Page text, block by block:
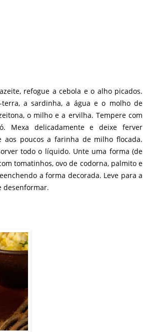
refogue a cebola e o alho picados.
terra, a sardinha, a água e o molho de
o milho e a ervilha. Tempere com
Mexa delicadamente e deixe ferver
aos poucos a farinha de milho flocada.
todo o líquido. Unte uma forma (de
tomatinhos, ovo de codorna, palmito e
a forma decorada. Leve para a
desenformar.